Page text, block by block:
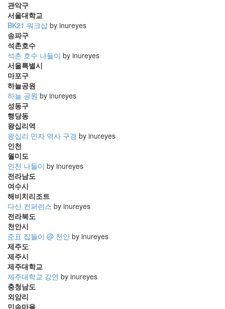
관악구
서울대학교
BK21 워크샵 by inureyes
송파구
석촌호수
석촌 호수 나들이 by inureyes
서울특별시
마포구
하늘공원
하늘 공원 by inureyes
성동구
행당동
왕십리역
왕십리 민자 역사 구경 by inureyes
인천
월미도
인천 나들이 by inureyes
전라남도
여수시
해비치리조트
다산 컨퍼런스 by inureyes
전라북도
천안시
준표 집들이 @ 천안 by inureyes
제주도
제주시
제주대학교
제주대학교 강연 by inureyes
충청남도
외암리
민속마을